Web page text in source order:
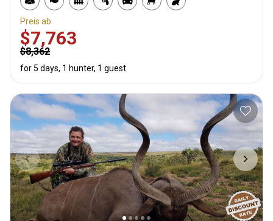
Preis ab
$7,763
$8,362
for 5 days, 1 hunter, 1 guest